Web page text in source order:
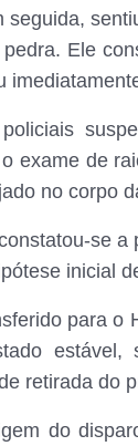
seguida,
Ele
exame de
no corpo
se
inicial
para o
estável,
retirada do
do